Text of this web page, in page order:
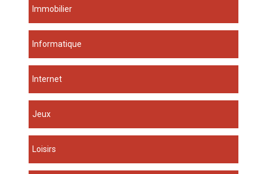
Immobilier
Informatique
Internet
Jeux
Loisirs